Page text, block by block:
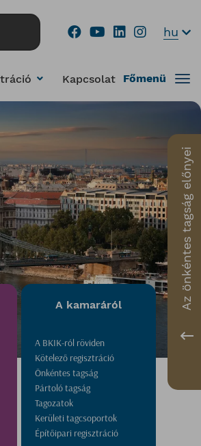
hu
Kapcsolat Főmenü
Az önkéntes tagság előnyei
A kamaráról
A BKIK-ról röviden
Kötelező regisztráció
Önkéntes tagság
Pártoló tagság
Tagozatok
Kerületi tagcsoportok
Építőipari regisztráció